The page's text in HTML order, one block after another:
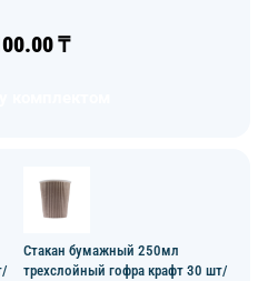
₸
Стакан бумажный 250мл
трехслойный гофра крафт 30 шт/